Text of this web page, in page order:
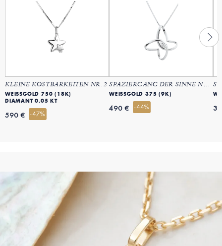
KLEINE KOSTBARKEITEN NR. 2
WEISSGOLD 750 (18K)
DIAMANT 0.05 KT
590 € -47%
SPAZIERGANG DER SINNE NR. 8
WEISSGOLD 375 (9K)
490 € -44%